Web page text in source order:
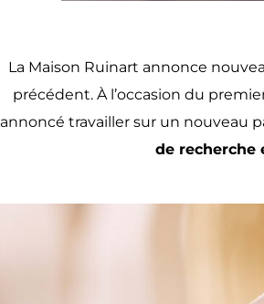
La Maison Ruinart annonce
précédent. À l’occasion du
annoncé travailler sur un nouveau
de recherche